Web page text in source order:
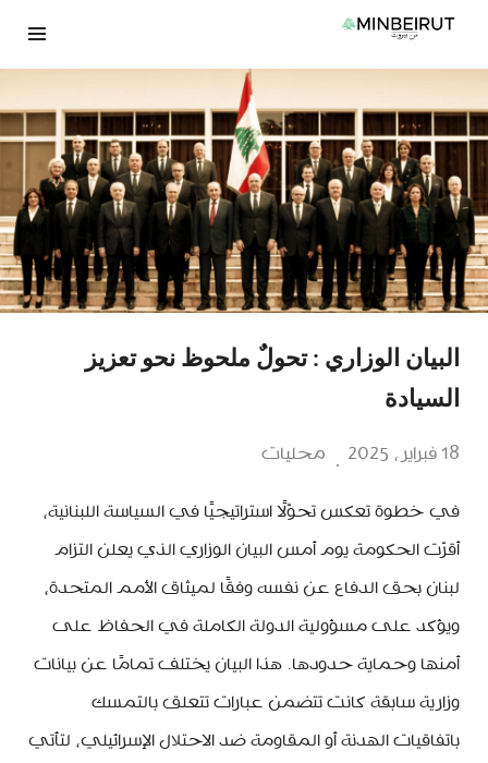
انتقل
البيان الوزاري : تحولٌ ملحوظ نحو تعزيز
السيادة
18 فبراير، 2025 محليات
في خطوة تعكس تحوّلًا استراتيجيًا في السياسة اللبنانية،
أقرّت الحكومة يوم أمس البيان الوزاري الذي يعلن التزام
لبنان بحق الدفاع عن نفسه وفقًا لميثاق الأمم المتحدة،
ويؤكد على مسؤولية الدولة الكاملة في الحفاظ على
أمنها وحماية حدودها. هذا البيان يختلف تمامًا عن بيانات
وزارية سابقة كانت تتضمن عبارات تتعلق بالتمسك
باتفاقيات الهدنة أو المقاومة ضد الاحتلال الإسرائيلي، لتأتي